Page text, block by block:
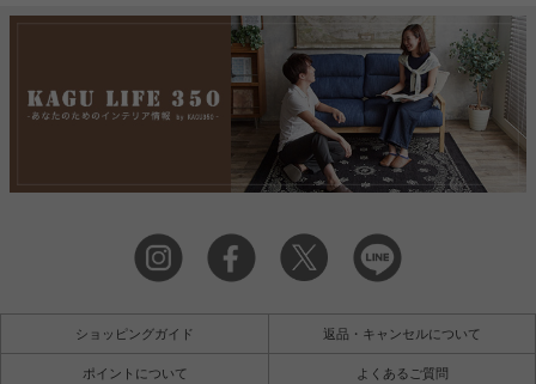
ショッピングガイド 返品・キャンセルについて
ポイントについて よくあるご質問